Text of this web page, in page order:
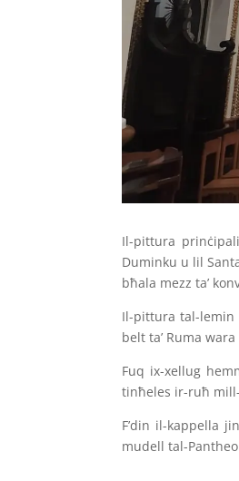
Il-pittura
Duminku u lil
bħala mezz ta’
Il-pittura tal-lemin
belt ta’ Ruma
Fuq ix-xellug
tinħeles ir-ruħ
F’din il-kappella
mudell tal-